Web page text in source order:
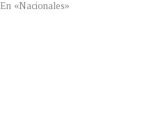
En «Nacionales»